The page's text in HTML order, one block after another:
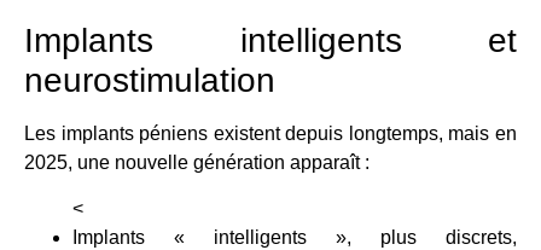
Implants intelligents et
neurostimulation
Les implants péniens existent depuis longtemps, mais en
2025, une nouvelle génération apparaît :
<
Implants « intelligents », plus discrets,